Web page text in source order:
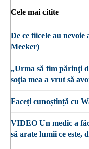
Cele mai citite
De ce fiicele au
Meeker)
„Urma să fim părinţi
soţia mea a vrut să
Faceți cunoștință cu
VIDEO Un medic a
să arate lumii ce este,